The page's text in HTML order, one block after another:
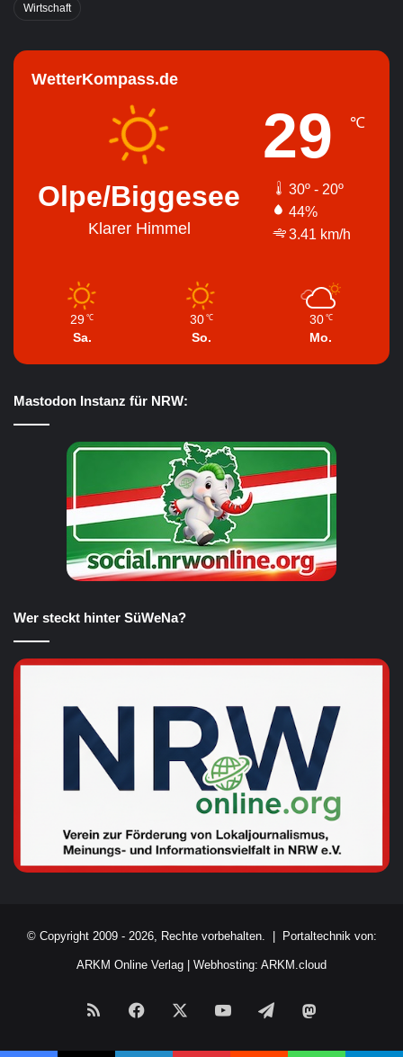
Wirtschaft
WetterKompass.de
Olpe/Biggesee
Klarer Himmel
29 ℃
30º - 20º
44%
3.41 km/h
29 ℃
Sa.
30 ℃
So.
30 ℃
Mo.
Mastodon Instanz für NRW:
Wer steckt hinter SüWeNa?
© Copyright 2009 - 2026, Rechte vorbehalten. | Portaltechnik von:
ARKM Online Verlag | Webhosting: ARKM.cloud
RSS Facebook YouTubeTelegram